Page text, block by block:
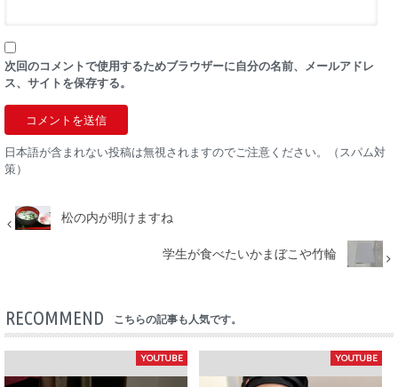
次回のコメントで使用するためブラウザーに自分の名前、メールアドレ
ス、サイトを保存する。
日本語が含まれない投稿は無視されますのでご注意ください。（スパム対
策）
松の内が明けますね
学生が食べたいかまぼこや竹輪
RECOMMEND こちらの記事も人気です。
YOUTUBE YOUTUBE